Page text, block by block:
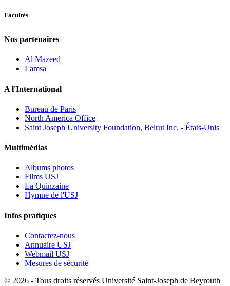
Facultés
Nos partenaires
Al Mazeed
Lamsa
A l'International
Bureau de Paris
North America Office
Saint Joseph University Foundation, Beirut Inc. - États-Unis
Multimédias
Albums photos
Films USJ
La Quinzaine
Hymne de l'USJ
Infos pratiques
Contactez-nous
Annuaire USJ
Webmail USJ
Mesures de sécurité
© 2026 - Tous droits réservés Université Saint-Joseph de Beyrouth